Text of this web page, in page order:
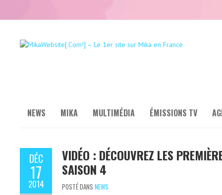
NEWS MIKA MULTIMÉDIA ÉMISSIONS TV
DÉC
17
2014
VIDÉO : DÉCOUVREZ LES
SAISON 4
POSTÉ DANS NEWS